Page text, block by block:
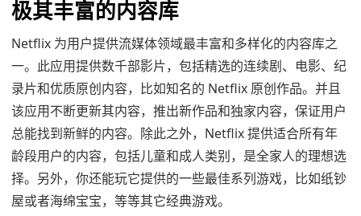
极其丰富的内容库
Netflix 为用户提供流媒体领域最丰富和多样化的内容库之
一。此应用提供数千部影片，包括精选的连续剧、电影、纪
录片和优质原创内容，比如知名的 Netflix 原创作品。并且
该应用不断更新其内容，推出新作品和独家内容，保证用户
总能找到新鲜的内容。除此之外，Netflix 提供适合所有年
龄段用户的内容，包括儿童和成人类别，是全家人的理想选
择。另外，你还能玩它提供的一些最佳系列游戏，比如纸钞
屋或者海绵宝宝，等等其它经典游戏。